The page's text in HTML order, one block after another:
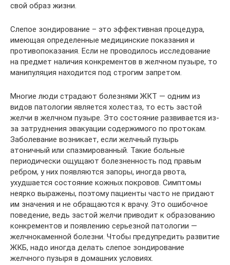
свой образ жизни.
Слепое зондирование – это эффективная процедура,
имеющая определенные медицинские показания и
противопоказания. Если не проводилось исследование
на предмет наличия конкрементов в желчном пузыре, то
манипуляция находится под строгим запретом.
Многие люди страдают болезнями ЖКТ — одним из
видов патологии является холестаз, то есть застой
желчи в желчном пузыре. Это состояние развивается из-
за затруднения эвакуации содержимого по протокам.
Заболевание возникает, если желчный пузырь
атоничный или спазмированный. Такие больные
периодически ощущают болезненность под правым
ребром, у них появляются запоры, иногда рвота,
ухудшается состояние кожных покровов. Симптомы
неярко выражены, поэтому пациенты часто не придают
им значения и не обращаются к врачу. Это ошибочное
поведение, ведь застой желчи приводит к образованию
конкрементов и появлению серьезной патологии —
желчнокаменной болезни. Чтобы предупредить развитие
ЖКБ, надо иногда делать слепое зондирование
желчного пузыря в домашних условиях.